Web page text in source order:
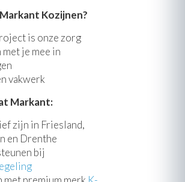
Kozijnen?
is onze zorg
met je mee in
vakwerk
Markant:
zijn in Friesland,
en Drenthe
bij